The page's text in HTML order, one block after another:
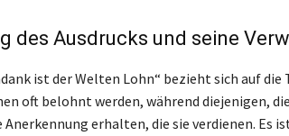
des Ausdrucks und seine
ist der Welten Lohn“ bezieht sich auf die
oft belohnt werden, während diejenigen,
erhalten, die sie verdienen. Es